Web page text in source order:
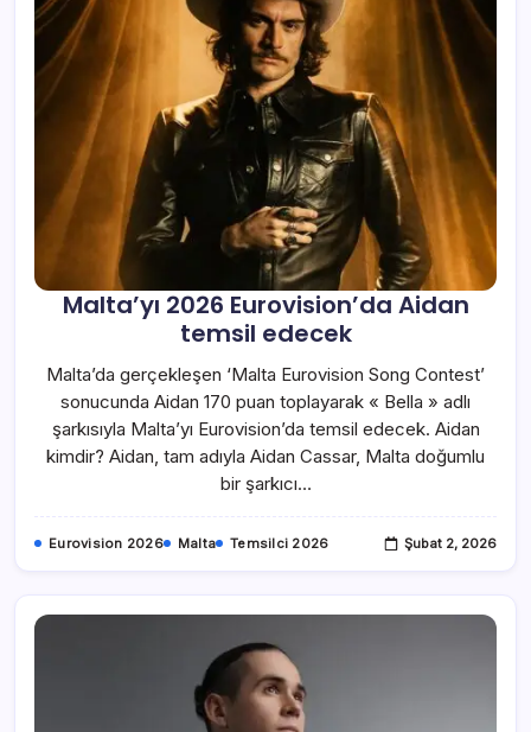
Malta’yı 2026 Eurovision’da Aidan
temsil edecek
Malta’da gerçekleşen ‘Malta Eurovision Song Contest’
sonucunda Aidan 170 puan toplayarak « Bella » adlı
şarkısıyla Malta’yı Eurovision’da temsil edecek. Aidan
kimdir? Aidan, tam adıyla Aidan Cassar, Malta doğumlu
bir şarkıcı…
Eurovision 2026 Malta Temsilci 2026 Şubat 2, 2026